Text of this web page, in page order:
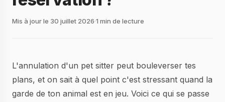
Mis à jour le 30 juillet 2026 1 min de lecture
L'annulation d'un pet sitter peut bouleverser tes
plans, et on sait à quel point c'est stressant quand la
garde de ton animal est en jeu. Voici ce qui se passe